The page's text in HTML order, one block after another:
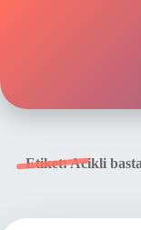
Etiket:Acikli